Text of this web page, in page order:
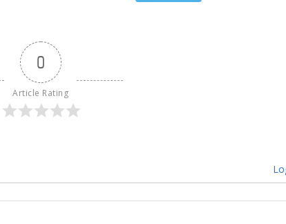
0
Article Rating